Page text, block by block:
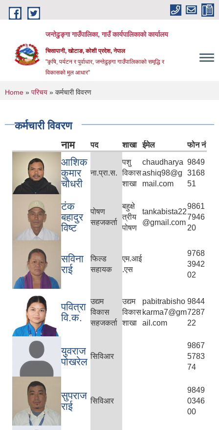
Skip to main content
जन्तेढुङ्गा गाउँपालिका, गाउँ कार्यपालिकाको कार्यालय
चिसापानी, खोटाङ, कोशी प्रदेश, नेपाल
"कृषि, पर्यटन र पुर्वाधार, जन्तेढुङ्गा गाउँपालिकाको समृद्धि र
विकासको मुल आधार"
You are here
Home » परिचय » कर्मचारी विवरण
कर्मचारी विवरण
नाम पद शाखा ईमेल फोन नं
आशिक
कुमार
चौधरी
ना.प्रा.स.
पशु
विकास
शाखा
chaudharya
ashiq98@g
mail.com
9849
3168
51
टंक
बहादुर
विष्ट
पोषण
सहजकर्ता
बहुक्षे
त्रीय
पोषण
tankabista22
@gmail.com
9861
7946
20
सविना
राई
फिल्ड
सहायक
एम.आई
.एस
9768
3942
02
पवित्रा
वि.क.
उद्यम
विकास
सहजकर्ता
उद्यम
विकास
शाखा
pabitrabisho
karma7@gm
ail.com
9844
7287
22
युवराज
पोखरेल सिविआर
9867
5783
74
सुपराज
राई
सिविआर
9849
0346
00